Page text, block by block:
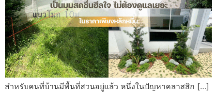
สำหรับคนที่บ้านมีพื้นที่สวนอยู่แล้ว หนึ่งในปัญหาคลาสสิก […]